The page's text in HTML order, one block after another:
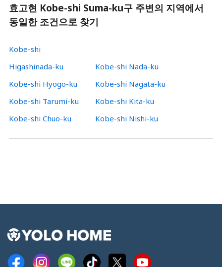
효고현 Kobe-shi Suma-ku구 주변의 지역에서
동일한 조건으로 찾기
Kobe-shi
Higashinada-ku
Kobe-shi Nada-ku
Kobe-shi Hyogo-ku
Kobe-shi Nagata-ku
Kobe-shi Tarumi-ku
Kobe-shi Kita-ku
Kobe-shi Chuo-ku
Kobe-shi Nishi-ku